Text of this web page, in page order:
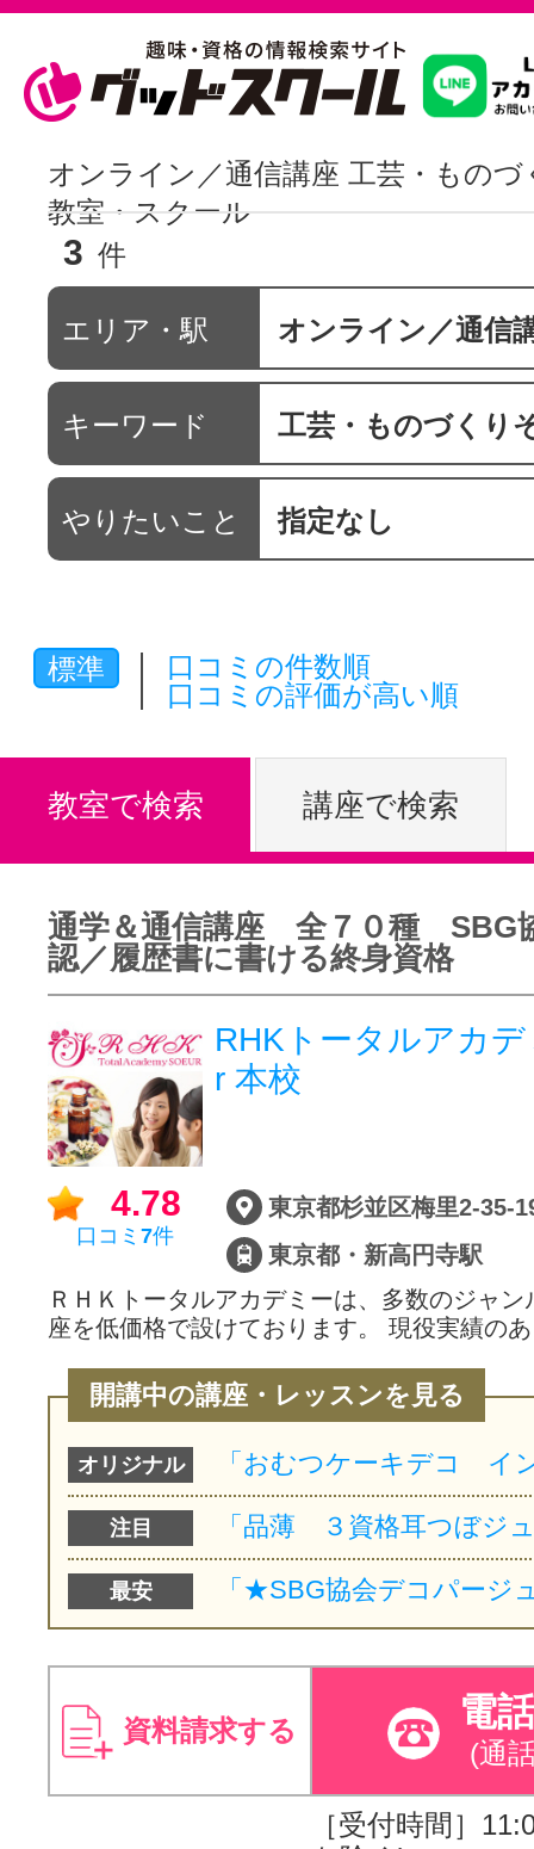
習いたいこ
駅・路線か
通信講座を
やりたいこ
特集をみる
グッドスク
掲載のお問
オンライン／通信講座 工芸・もの
教室・スクール
3 件
エリア・駅 オンライン／通信
キーワード 工芸・ものづくり
やりたいこと 指定なし
標準
口コミの件数順
口コミの評価が高い順
教室で検索 講座で検索
通学＆通信講座 全７０種 SBG
認／履歴書に書ける終身資格
RHKトータルアカ
r 本校
4.78
口コミ 7件
東京都杉並区梅里2-35-
東京都・新高円寺駅
ＲＨＫトータルアカデミーは、多数のジャ
座を低価格で設けております。 現役実績の
開講中の講座・レッスンを見る
オリジナル
注目
最安
資料請求する 電
(通
［受付時間］